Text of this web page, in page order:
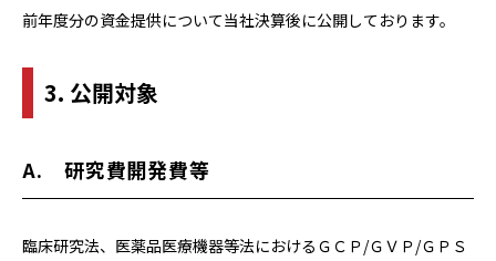
前年度分の資金提供について当社決算後に公開しております。
3. 公開対象
A. 研究費開発費等
臨床研究法、医薬品医療機器等法におけるＧＣＰ/ＧＶＰ/ＧＰＳ